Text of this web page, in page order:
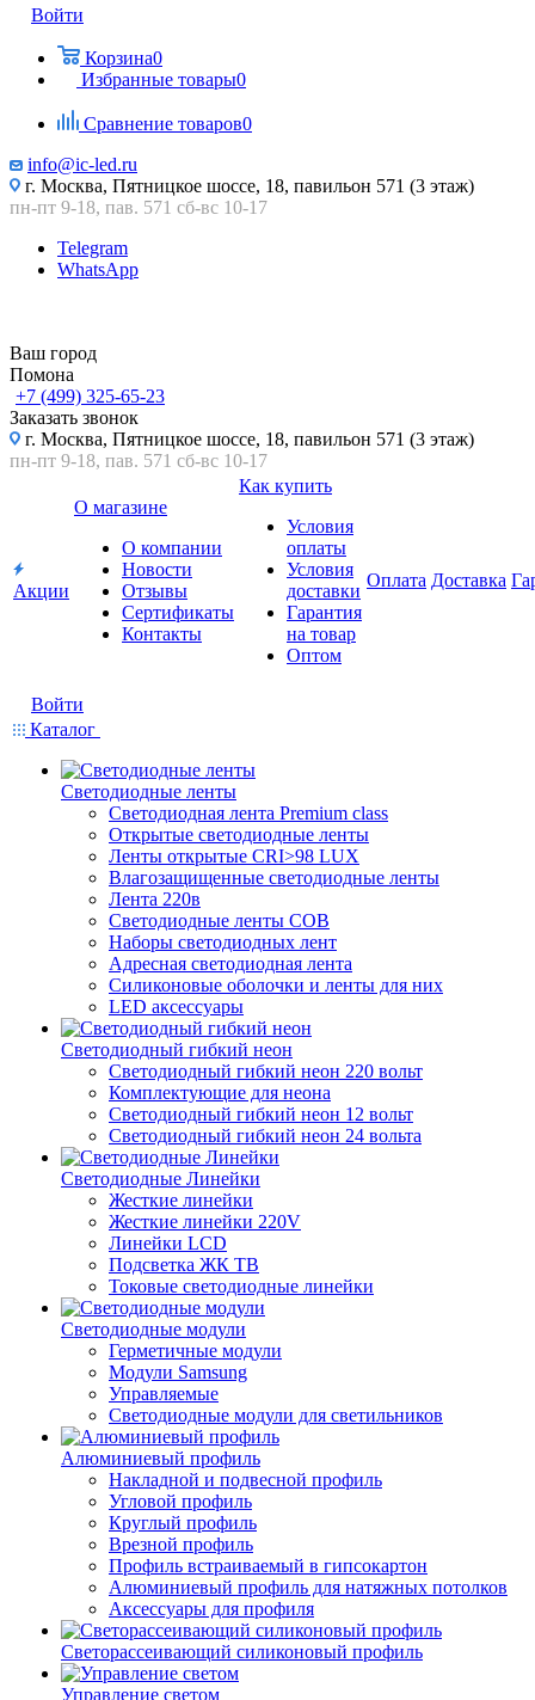
Войти
Корзина0
Избранные товары0
Сравнение товаров0
info@ic-led.ru
г. Москва, Пятницкое шоссе, 18, павильон 571 (3 этаж)
пн-пт 9-18, пав. 571 сб-вс 10-17
Telegram
WhatsApp
Ваш город
Помона
+7 (499) 325-65-23
Заказать звонок
г. Москва, Пятницкое шоссе, 18, павильон 571 (3 этаж)
пн-пт 9-18, пав. 571 сб-вс 10-17
Акции
О магазине
О компании
Новости
Отзывы
Сертификаты
Контакты
Как купить
Условия
оплаты
Условия
доставки
Гарантия
на товар
Оптом
Оплата Доставка
Войти
Каталог
Светодиодные ленты
Светодиодная лента Premium class
Открытые светодиодные ленты
Ленты открытые CRI>98 LUX
Влагозащищенные светодиодные ленты
Лента 220в
Светодиодные ленты COB
Наборы светодиодных лент
Адресная светодиодная лента
Силиконовые оболочки и ленты для них
LED аксессуары
Светодиодный гибкий неон
Светодиодный гибкий неон 220 вольт
Комплектующие для неона
Светодиодный гибкий неон 12 вольт
Светодиодный гибкий неон 24 вольта
Светодиодные Линейки
Жесткие линейки
Жесткие линейки 220V
Линейки LCD
Подсветка ЖК ТВ
Токовые светодиодные линейки
Светодиодные модули
Герметичные модули
Модули Samsung
Управляемые
Светодиодные модули для светильников
Алюминиевый профиль
Накладной и подвесной профиль
Угловой профиль
Круглый профиль
Врезной профиль
Профиль встраиваемый в гипсокартон
Алюминиевый профиль для натяжных потолков
Аксессуары для профиля
Светорассеивающий силиконовый профиль
Управление светом